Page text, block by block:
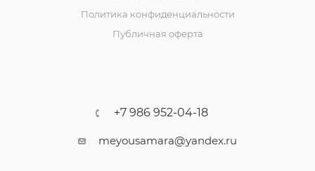
Политика конфиденциальности
Публичная оферта
+7 986 952-04-18
meyousamara@yandex.ru